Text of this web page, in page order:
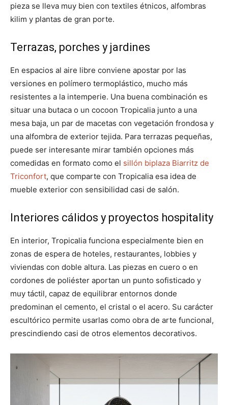
pieza se lleva muy bien con textiles étnicos, alfombras
kilim y plantas de gran porte.
Terrazas, porches y jardines
En espacios al aire libre conviene apostar por las
versiones en polímero termoplástico, mucho más
resistentes a la intemperie. Una buena combinación es
situar una butaca o un cocoon Tropicalia junto a una
mesa baja, un par de macetas con vegetación frondosa y
una alfombra de exterior tejida. Para terrazas pequeñas,
puede ser interesante mirar también opciones más
comedidas en formato como el sillón biplaza Biarritz de
Triconfort, que comparte con Tropicalia esa idea de
mueble exterior con sensibilidad casi de salón.
Interiores cálidos y proyectos hospitality
En interior, Tropicalia funciona especialmente bien en
zonas de espera de hoteles, restaurantes, lobbies y
viviendas con doble altura. Las piezas en cuero o en
cordones de poliéster aportan un punto sofisticado y
muy táctil, capaz de equilibrar entornos donde
predominan el cemento, el cristal o el acero. Su carácter
escultórico permite usarlas como obra de arte funcional,
prescindiendo casi de otros elementos decorativos.